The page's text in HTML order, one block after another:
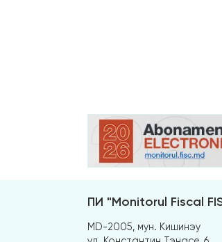
ПИ "Monitorul Fiscal
MD-2005, мун. Кишинэу